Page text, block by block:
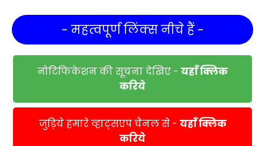
- महत्वपूर्ण लिंक्स नीचे हैं -
नोटिफिकेशन की सूचना देखिए - यहाँ क्लिक
करिये
जुड़िये हमारे व्हाट्सएप चैनल से - यहाँ क्लिक
करिये